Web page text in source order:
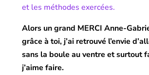
et les méthodes exercées.
Alors un grand MERCI Anne-
grâce à toi, j’ai retrouvé l’envie
sans la boule au ventre et surtout
j’aime faire.